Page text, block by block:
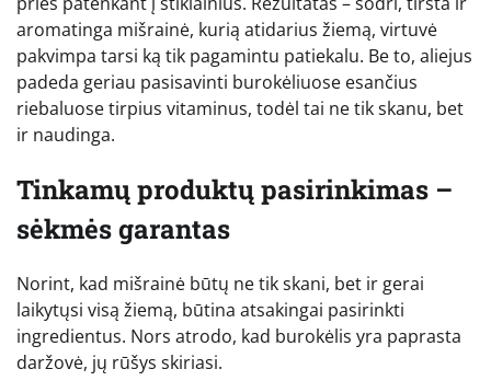
aromatinga mišrainė, kurią atidarius žiemą, virtuvė
pakvimpa tarsi ką tik pagamintu patiekalu. Be to, aliejus
padeda geriau pasisavinti burokėliuose esančius
riebaluose tirpius vitaminus, todėl tai ne tik skanu, bet
ir naudinga.
Tinkamų produktų pasirinkimas –
sėkmės garantas
Norint, kad mišrainė būtų ne tik skani, bet ir gerai
laikytųsi visą žiemą, būtina atsakingai pasirinkti
ingredientus. Nors atrodo, kad burokėlis yra paprasta
daržovė, jų rūšys skiriasi.